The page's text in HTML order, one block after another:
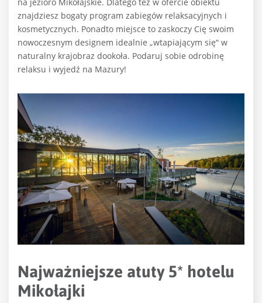
znajdziesz bogaty program zabiegów relaksacyjnych i
kosmetycznych. Ponadto miejsce to zaskoczy Cię swoim
nowoczesnym designem idealnie „wtapiającym się“ w
naturalny krajobraz dookoła. Podaruj sobie odrobinę
relaksu i wyjedź na Mazury!
Najważniejsze atuty 5* hotelu
Mikołajki